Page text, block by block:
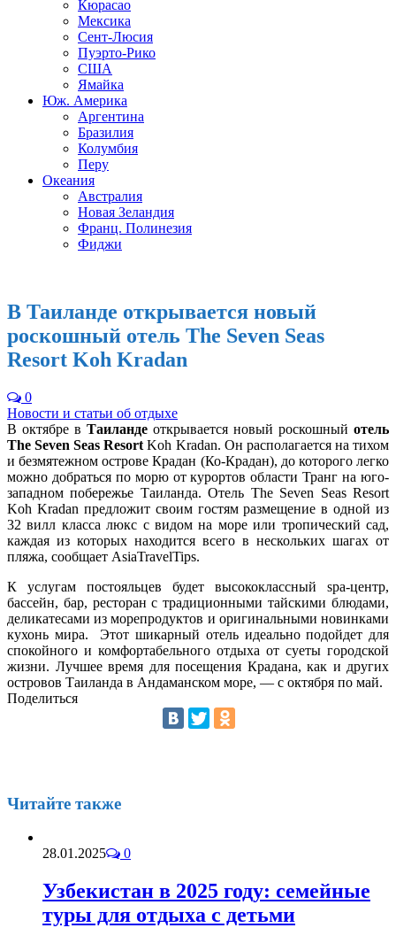
Кюрасао
Мексика
Сент-Люсия
Пуэрто-Рико
США
Ямайка
Юж. Америка
Аргентина
Бразилия
Колумбия
Перу
Океания
Австралия
Новая Зеландия
Франц. Полинезия
Фиджи
В Таиланде открывается новый
роскошный отель The Seven Seas
Resort Koh Kradan
0
Новости и статьи об отдыхе
В октябре в Таиланде открывается новый роскошный отель
The Seven Seas Resort Koh Kradan. Он располагается на тихом
и безмятежном острове Крадан (Ко-Крадан), до которого легко
можно добраться по морю от курортов области Транг на юго-
западном побережье Таиланда. Отель The Seven Seas Resort
Koh Kradan предложит своим гостям размещение в одной из
32 вилл класса люкс с видом на море или тропический сад,
каждая из которых находится всего в нескольких шагах от
пляжа, сообщает AsiaTravelTips.
К услугам постояльцев будет высококлассный spa-центр,
бассейн, бар, ресторан с традиционными тайскими блюдами,
деликатесами из морепродуктов и оригинальными новинками
кухонь мира. Этот шикарный отель идеально подойдет для
спокойного и комфортабельного отдыха от суеты городской
жизни. Лучшее время для посещения Крадана, как и других
островов Таиланда в Андаманском море, — с октября по май.
Поделиться
Читайте также
28.01.2025 0
Узбекистан в 2025 году: семейные
туры для отдыха с детьми